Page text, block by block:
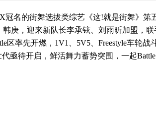
名的街舞选拔类综艺《这!就是街舞》第
庚，迎来新队长李承铉、刘雨昕加盟，联
区率先开燃，1V1、5V5、Freestyle车轮战
亟待开启，鲜活舞力蓄势突围，一起